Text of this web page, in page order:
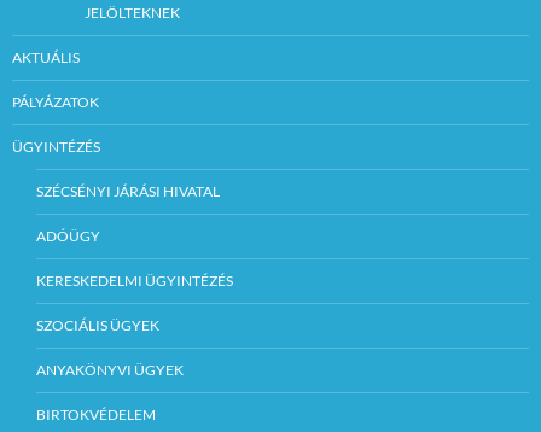
JELÖLTEKNEK
AKTUÁLIS
PÁLYÁZATOK
ÜGYINTÉZÉS
SZÉCSÉNYI JÁRÁSI HIVATAL
ADÓÜGY
KERESKEDELMI ÜGYINTÉZÉS
SZOCIÁLIS ÜGYEK
ANYAKÖNYVI ÜGYEK
BIRTOKVÉDELEM